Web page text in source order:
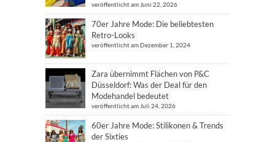
veröffentlicht am Juni 22, 2026
70er Jahre Mode: Die beliebtesten
Retro-Looks
veröffentlicht am Dezember 1, 2024
Zara übernimmt Flächen von P&C
Düsseldorf: Was der Deal für den
Modehandel bedeutet
veröffentlicht am Juli 24, 2026
60er Jahre Mode: Stilikonen & Trends
der Sixties